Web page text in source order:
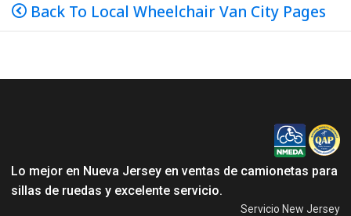
Back To Local Wheelchair Van City Pages
Lo mejor en Nueva Jersey en ventas de camionetas para
sillas de ruedas y excelente servicio.
Servicio New Jersey